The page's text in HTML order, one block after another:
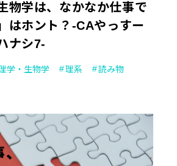
物学は、なかなか仕事で
はホント？-CAやっすー
ナシ7-
学・生物学 理系 読み物